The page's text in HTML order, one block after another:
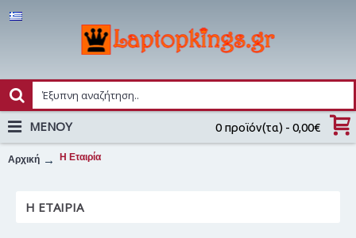
0 προϊόν(τα) - 0,00€
MENOY
Αρχική Η Εταιρία
Η ΕΤΑΙΡΊΑ